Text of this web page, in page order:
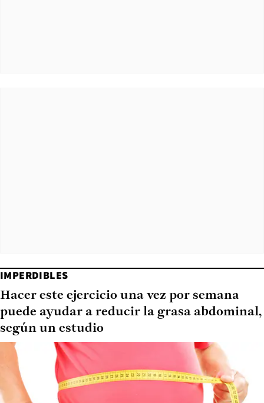
IMPERDIBLES
Hacer este ejercicio una vez por semana
puede ayudar a reducir la grasa abdominal,
según un estudio